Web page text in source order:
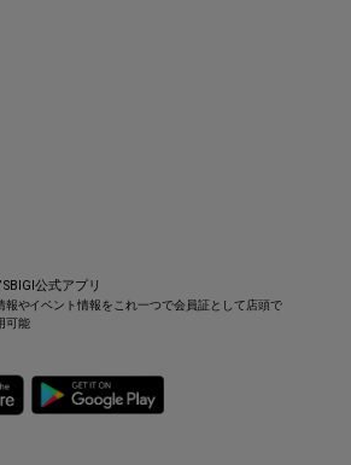
公式アプリ
報やイベント情報をこれ一つで会員証として店頭で
可能